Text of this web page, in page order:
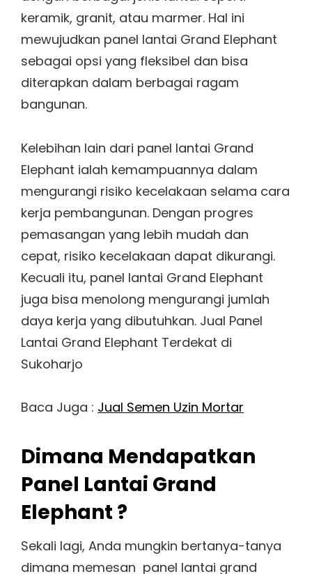
keramik, granit, atau marmer. Hal ini
mewujudkan panel lantai Grand Elephant
sebagai opsi yang fleksibel dan bisa
diterapkan dalam berbagai ragam
bangunan.
Kelebihan lain dari panel lantai Grand
Elephant ialah kemampuannya dalam
mengurangi risiko kecelakaan selama cara
kerja pembangunan. Dengan progres
pemasangan yang lebih mudah dan
cepat, risiko kecelakaan dapat dikurangi.
Kecuali itu, panel lantai Grand Elephant
juga bisa menolong mengurangi jumlah
daya kerja yang dibutuhkan. Jual Panel
Lantai Grand Elephant Terdekat di
Sukoharjo
Baca Juga : Jual Semen Uzin Mortar
Dimana Mendapatkan
Panel Lantai Grand
Elephant ?
Sekali lagi, Anda mungkin bertanya-tanya
dimana memesan panel lantai grand